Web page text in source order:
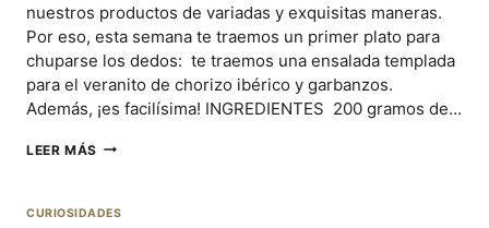
nuestros productos de variadas y exquisitas maneras.
Por eso, esta semana te traemos un primer plato para
chuparse los dedos: te traemos una ensalada templada
para el veranito de chorizo ibérico y garbanzos.
Además, ¡es facilísima! INGREDIENTES 200 gramos de…
LEER MÁSENSALADA
CURIOSIDADES